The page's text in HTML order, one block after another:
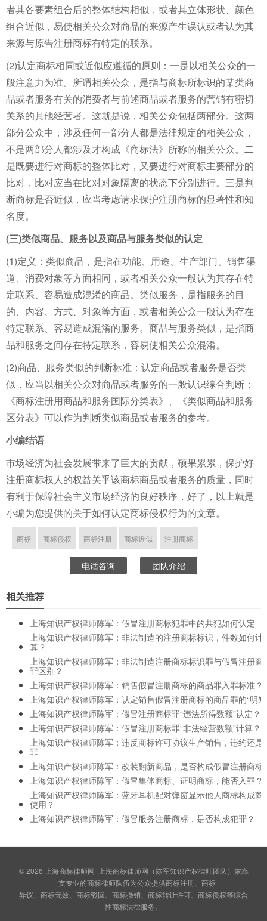
者其各要素组合后的整体结构相似，或者其立体形状、颜色
组合近似，易使相关公众对商品的来源产生误认或者认为其
来源与原告注册商标有特定的联系。
(2)认定商标相同或近似应遵循的原则：一是以相关公众的一
般注意力为准。所谓相关公众，是指与商标所标识的某类商
品或者服务有关的消费者与前述商品或者服务的营销有密切
关系的其他经营者。这就是说，相关公众包括两部分。这两
部分公众中，涉及任何一部分人都是法律规定的相关公众，
不是两部分人都涉及才构成《商标法》所称的相关公众。二
是既要进行对商标的整体比对，又要进行对商标主要部分的
比对，比对应当在比对对象隔离的状态下分别进行。三是判
断商标是否近似，应当考虑请求保护注册商标的显著性和知
名度。
(三)类似商品、服务以及商品与服务类似的认定
(1)定义：类似商品，是指在功能、用途、生产部门、销售渠
道、消费对象等方面相同，或者相关公众一般认为其存在特
定联系、容易造成混淆的商品。类似服务，是指服务的目
的、内容、方式、对象等方面，或者相关公众一般认为存在
特定联系、容易造成混淆的服务。商品与服务类似，是指商
品和服务之间存在特定联系，容易使相关公众混淆。
(2)商品、服务类似的判断标准：认定商品或者服务是否类
似，应当以相关公众对商品或者服务的一般认识综合判断；
《商标注册用商品和服务国际分类表》、《类似商品和服务
区分表》可以作为判断类似商品或者服务的参考。
小编结语
市场经济为社会发展带来了巨大的贡献，硕果累累，保护好
注册商标权人的权益关乎该商标商品或者服务的质量，同时
有利于保障社会主义市场经济的良好秩序，好了，以上就是
小编为您提供的关于如何认定商标侵权行为的文章。
商标 商标侵权 商标注册 商标近似 注册商标
电话咨询 团队介绍
相关推荐
上海知识产权律师陈军：假冒注册商标犯罪中的共犯如何认定
上海知识产权律师陈军：非法制造的注册商标标识，件数如何计
算？
上海知识产权律师陈军：非法制造注册商标标识罪与假冒注册商
罪区别？
上海知识产权律师陈军：销售假冒注册商标的商品罪入罪标准？
上海知识产权律师陈军：认定销售假冒注册商标的商品罪的“明知
上海知识产权律师陈军：假冒注册商标罪“违法所得数额”认定？
上海知识产权律师陈军：假冒注册商标罪“非法经营数额”计算？
上海知识产权律师陈军：违反商标许可协议生产销售，违约还是
罪
上海知识产权律师陈军：改装翻新商品，是否构成假冒注册商标
上海知识产权律师陈军：假冒集体商标、证明商标，能否入罪？
上海知识产权律师陈军：蓝牙耳机配对弹窗显示他人商标构成商
使用？
上海知识产权律师陈军：假冒服务注册商标，是否构成犯罪？
© 2026 上海商标律师网 上海商标律师网（陈军知识产权律师团队）依靠
一支专业的商标律师队伍为公众提供商标注册、商标
异议、商标无效、商标驳回、商标撤销、商标转让许可、商标侵权等综合
性商标法律服务。